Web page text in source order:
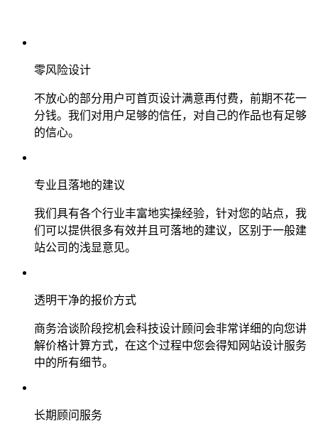
零风险设计
不放心的部分用户可首页设计满意再付费，前期不花一
分钱。我们对用户足够的信任，对自己的作品也有足够
的信心。
专业且落地的建议
我们具有各个行业丰富地实操经验，针对您的站点，我
们可以提供很多有效并且可落地的建议，区别于一般建
站公司的浅显意见。
透明干净的报价方式
商务洽谈阶段挖机会科技设计顾问会非常详细的向您讲
解价格计算方式，在这个过程中您会得知网站设计服务
中的所有细节。
长期顾问服务